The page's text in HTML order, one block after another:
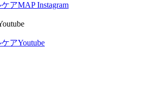
アMAP Instagram
アYoutube